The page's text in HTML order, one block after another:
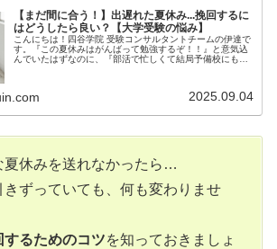
【まだ間に合う！】出遅れた夏休み...挽回するに
はどうしたら良い？【大学受験の悩み】
こんにちは！四谷学院 受験コンサルタントチームの伊達で
す。『この夏休みはがんばって勉強するぞ！！』と意気込
んでいたはずなのに、『部活で忙しくて結局予備校にも入
2025.09.04
夏休みを送れなかったら…
ずっていても、何も変わりませ
するためのコツを知っておきましょ